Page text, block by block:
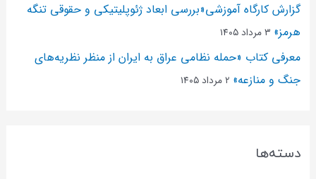
گزارش کارگاه آموزشی«بررسی ابعاد ژئوپلیتیکی و حقوقی تنگه
هرمز» ۳ مرداد ۱۴۰۵
معرفی کتاب «حمله نظامی عراق به ایران از منظر نظریه‌های
جنگ و منازعه» ۲ مرداد ۱۴۰۵
دسته‌ها